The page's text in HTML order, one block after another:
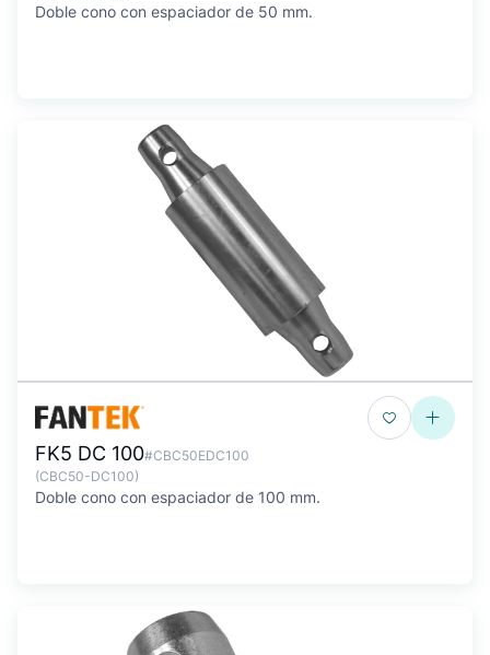
Doble cono con espaciador de 50 mm.
FK5 DC 100#CBC50EDC100
(CBC50-DC100)
Doble cono con espaciador de 100 mm.